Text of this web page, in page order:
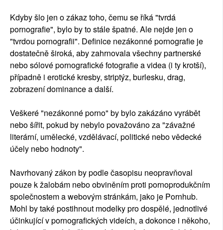
Kdyby šlo jen o zákaz toho, čemu se říká "tvrdá
pornografie", bylo by to stále špatné. Ale nejde jen o
"tvrdou pornografii". Definice nezákonné pornografie je
dostatečně široká, aby zahrnovala všechny partnerské
nebo sólové pornografické fotografie a videa (i ty krotší),
případně i erotické kresby, striptýz, burlesku, drag,
zobrazení dominance a další.
Veškeré "nezákonné porno" by bylo zakázáno vyrábět
nebo šířit, pokud by nebylo považováno za "závažné
literární, umělecké, vzdělávací, politické nebo vědecké
účely nebo hodnoty".
Navrhovaný zákon by podle časopisu neopravňoval
pouze k žalobám nebo obviněním proti pornoprodukčním
společnostem a webovým stránkám, jako je Pornhub.
Mohl by také postihnout modelky pro dospělé, jednotlivé
účinkující v pornografických videích, a dokonce i někoho,